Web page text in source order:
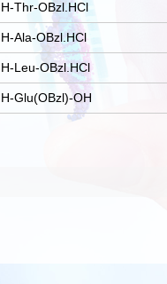
H-Thr-OBzl.HCl
H-Ala-OBzl.HCl
H-Leu-OBzl.HCl
H-Glu(OBzl)-OH